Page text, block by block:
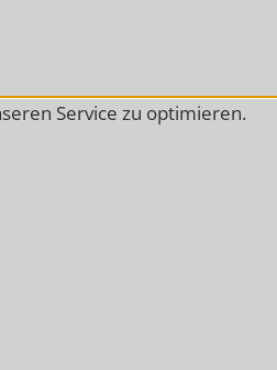
Service zu optimieren.